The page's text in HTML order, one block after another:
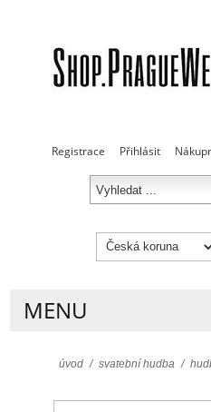
Registrace Přihlásit
MENU
úvod / svatební hudba /